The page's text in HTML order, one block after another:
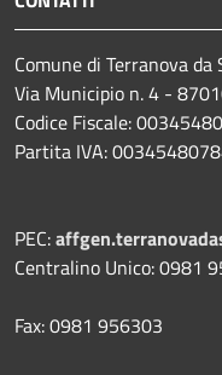
Comune di Terranova da
Via Municipio n. 4 -
Codice Fiscale:
Partita IVA:
PEC:
Centralino Unico: 0981
Fax: 0981 956303